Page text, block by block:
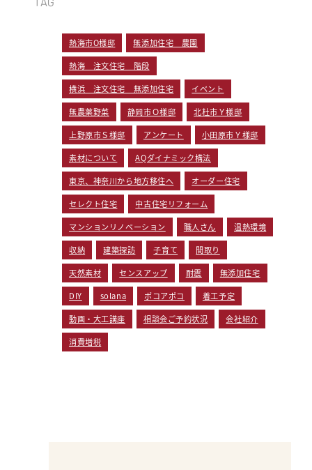
熱海市O様邸 無添加住宅 農園
熱海 注文住宅 階段
横浜 注文住宅 無添加住宅 イベント
無農薬野菜 静岡市Ｏ様邸 北杜市Ｙ様邸
上野原市Ｓ様邸 アンケート 小田原市Ｙ様邸
素材について AQダイナミック構法
東京、神奈川から地方移住へ オーダー住宅
セレクト住宅 中古住宅リフォーム
マンションリノベーション 職人さん 温熱環境
収納 建築探訪 子育て 間取り
天然素材 センスアップ 耐震 無添加住宅
DIY solana ポコアポコ 着工予定
動画・大工講座 相談会ご予約状況 会社紹介
消費増税